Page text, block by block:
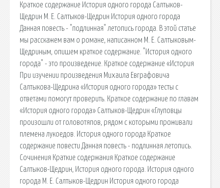
Краткое содержание История одного города Салтыков-
Щедрин М. Е. Салтыков-Щедрин История одного города
Данная повесть - "подлинная" летопись города. В этой статье
мы расскажем вам о романе, написанном М. Е. Салтыковым-
Щедриным, опишем краткое содержание. "История одного
города" - это произведение. Краткое содержание «История
При изучении произведения Михаила Евграфовича
Салтыкова-Щедрина «История одного города» тесты с
ответами помогут проверить. Краткое содержание по главам
«История одного города» Салтыков-Щедрин «Глуповцы
произошли от головотяпов, рядом с которыми проживали
племена лукоедов. История одного города Краткое
содержание повести Данная повесть - подлинная летопись.
Сочинения Краткие содержания Краткое содержание
Салтыков-Щедрин, История одного города. История одного
города М. Е. Салтыков-Щедрин История одного города